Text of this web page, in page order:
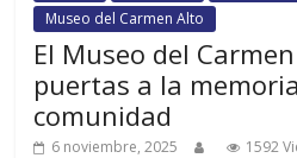
Museo del Carmen Alto
El Museo del
puertas a la
comunidad
6 noviembre, 2025 1592